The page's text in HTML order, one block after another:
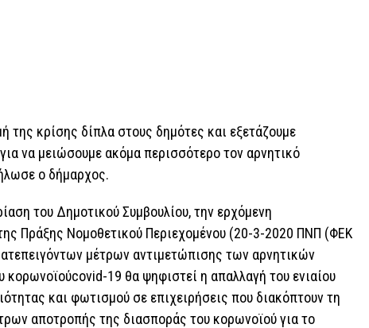
της κρίσης δίπλα στους δημότες και εξετάζουμε
να μειώσουμε ακόμα περισσότερο τον αρνητικό
ο δήμαρχος.
του Δημοτικού Συμβουλίου, την ερχόμενη
Πράξης Νομοθετικού Περιεχομένου (20-3-2020 ΠΝΠ (ΦΕΚ
μέτρων αντιμετώπισης των αρνητικών
κορωνοϊούcovid-19 θα ψηφιστεί η απαλλαγή του ενιαίου
και φωτισμού σε επιχειρήσεις που διακόπτουν τη
αποτροπής της διασποράς του κορωνοϊού για το